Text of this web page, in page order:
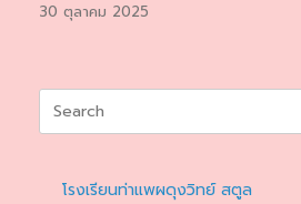
30 ตุลาคม 2025
for:
โรงเรียนท่าแพผดุงวิทย์ สตูล